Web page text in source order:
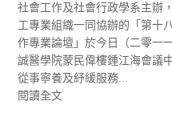
社會工作及社會行政學系主辦
工專業組織一同協辦的「第十
作專業論壇」於今日（二零一
誠醫學院蒙民偉樓鍾江海會議
從事寧養及紓緩服務...
閱讀全文